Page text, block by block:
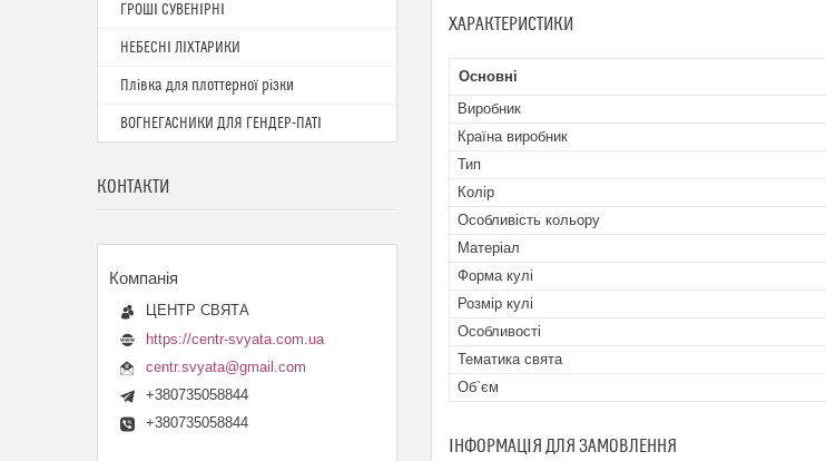
ХАРАКТЕРИСТИКИ
Основні
Виробник
Країна виробник
Тип
Колір
Особливість кольору
Матеріал
Форма кулі
Розмір кулі
Особливості
Тематика свята
Об`єм
ІНФОРМАЦІЯ ДЛЯ ЗАМОВЛЕННЯ
ГРОШІ СУВЕНІРНІ
НЕБЕСНІ ЛІХТАРИКИ
Плівка для плоттерної різки
ВОГНЕГАСНИКИ ДЛЯ ГЕНДЕР-ПАТІ
КОНТАКТИ
ЦЕНТР СВЯТА
https://centr-svyata.com.ua
centr.svyata@gmail.com
+380735058844
+380735058844